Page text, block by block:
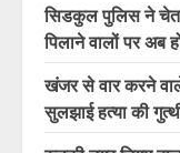
सिडकुल पुलिस ने
पिलाने वालों पर अब
खंजर से वार करने वाले
सुलझाई हत्या की